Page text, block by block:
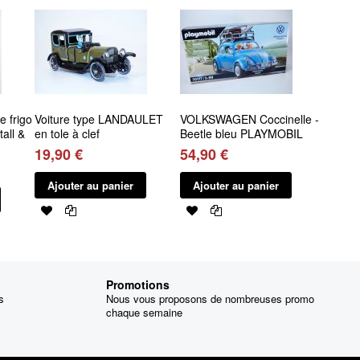
frigo
&
Voiture type LANDAULET
en tole à clef
19,90 €
Ajouter au panier
VOLKSWAGEN Coccinelle -
Beetle bleu PLAYMOBIL
54,90 €
Ajouter au panier
Promotions
Nous vous proposons de nombreuses promo
chaque semaine